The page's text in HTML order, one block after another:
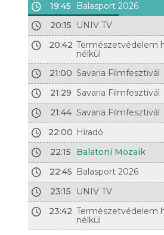
19:45
Balasport 2026
20:15
UNIV TV
20:42 Természetvédelem
nélkül
21:00 Savaria Filmfesztivál
21:29 Savaria Filmfesztivál
21:44 Savaria Filmfesztivál
22:00 Híradó
22:15
Balatoni Mozaik
22:45 Balasport 2026
23:15
UNIV TV
23:42 Természetvédelem
nélkül